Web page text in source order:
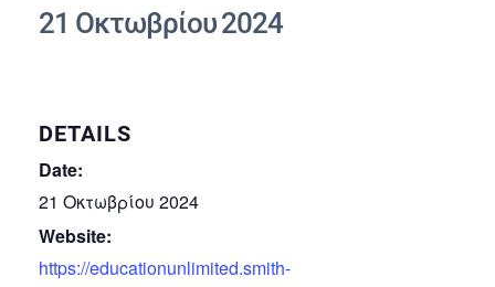
21 Οκτωβρίου 2024
DETAILS
Date:
21 Οκτωβρίου 2024
Website:
https://educationunlimited.smith-